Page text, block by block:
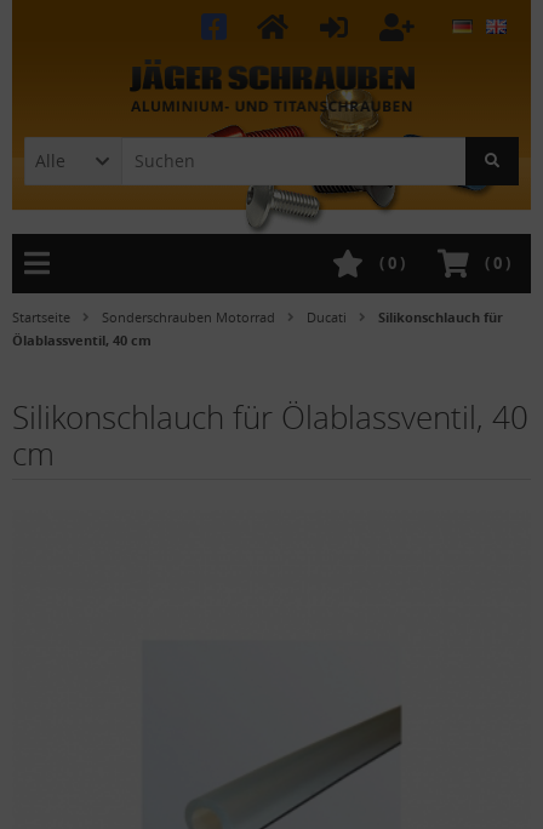
Alle
(0 )
(0 )
Startseite Sonderschrauben Motorrad Ducati
Silikonschlauch für
Ölablassventil, 40 cm
Silikonschlauch für Ölablassventil, 40
cm